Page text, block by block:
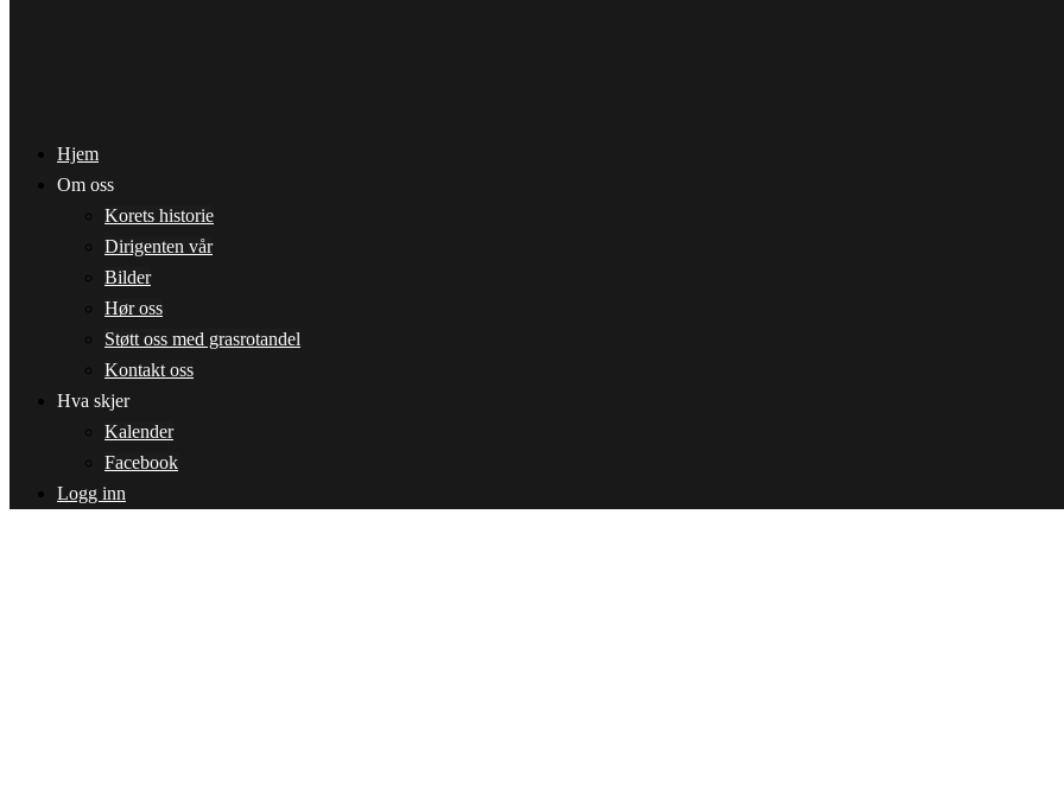
Hjem
Om oss
Korets historie
Dirigenten vår
Bilder
Hør oss
Støtt oss med grasrotandel
Kontakt oss
Hva skjer
Kalender
Facebook
Logg inn